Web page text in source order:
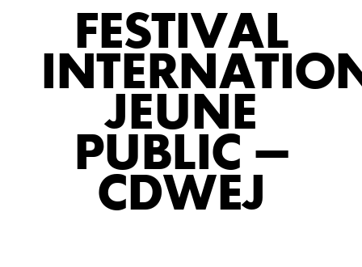
FESTIVAL
JEUNE
PUBLIC –
CDWEJ